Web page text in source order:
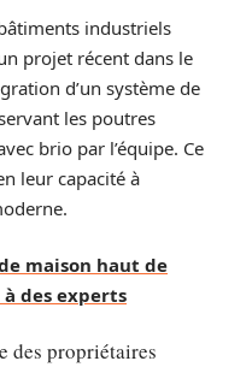
industriels
projet récent dans le
d’un système de
les poutres
brio par l’équipe. Ce
leur capacité à
maison haut de
des experts
des propriétaires